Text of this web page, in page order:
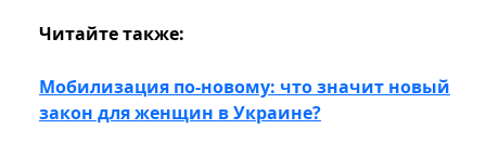
Читайте также:
Мобилизация по-новому: что значит новый
закон для женщин в Украине?